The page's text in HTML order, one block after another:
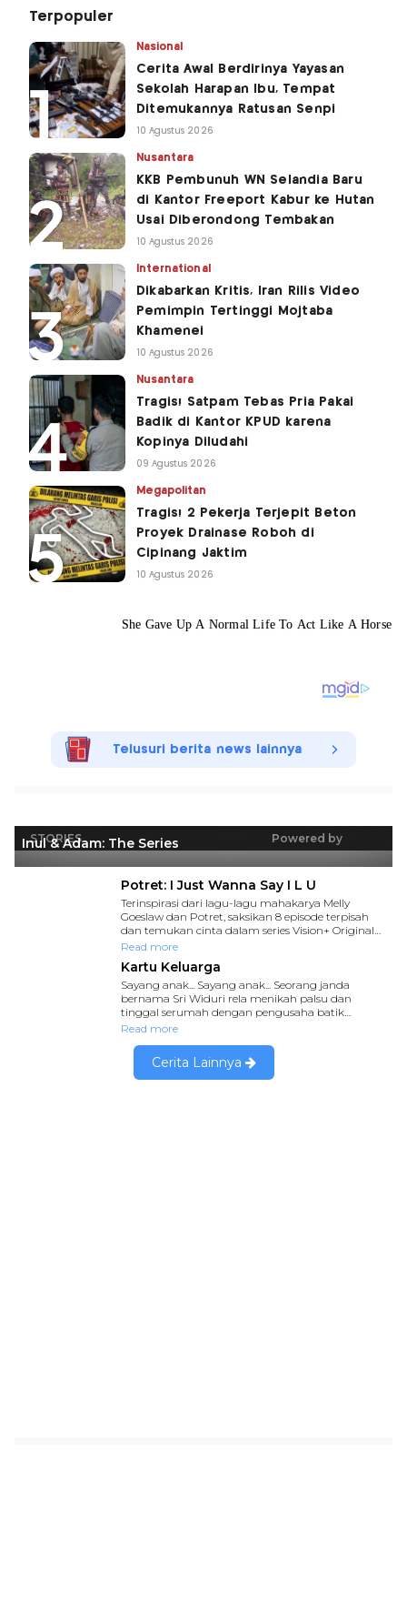
Terpopuler
Nasional
Cerita Awal Berdirinya Yayasan
Sekolah Harapan Ibu, Tempat
Ditemukannya Ratusan Senpi
10 Agustus 2026
Nusantara
KKB Pembunuh WN Selandia Baru
di Kantor Freeport Kabur ke Hutan
Usai Diberondong Tembakan
10 Agustus 2026
International
Dikabarkan Kritis, Iran Rilis Video
Pemimpin Tertinggi Mojtaba
Khamenei
10 Agustus 2026
Nusantara
Tragis! Satpam Tebas Pria Pakai
Badik di Kantor KPUD karena
Kopinya Diludahi
09 Agustus 2026
Megapolitan
Tragis! 2 Pekerja Terjepit Beton
Proyek Drainase Roboh di
Cipinang Jaktim
10 Agustus 2026
Telusuri berita news lainnya